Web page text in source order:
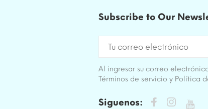
Subscribe to Our
Al ingresar su correo
Términos de servicio y Política
Siguenos: